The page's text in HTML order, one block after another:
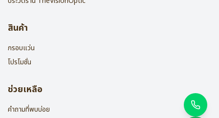
สินค้า
กรอบแว่น
โปรโมชั่น
ช่วยเหลือ
คำถามที่พบบ่อย